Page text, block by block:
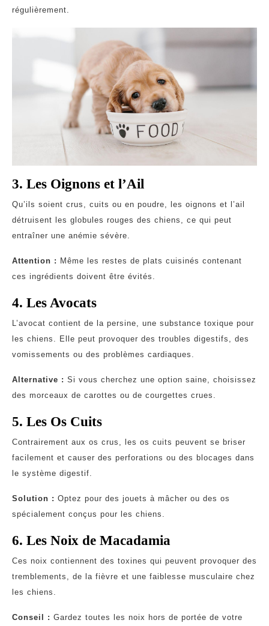
régulièrement.
3. Les Oignons et l’Ail
Qu’ils soient crus, cuits ou en poudre, les oignons et l’ail
détruisent les globules rouges des chiens, ce qui peut
entraîner une anémie sévère.
Attention : Même les restes de plats cuisinés contenant
ces ingrédients doivent être évités.
4. Les Avocats
L’avocat contient de la persine, une substance toxique pour
les chiens. Elle peut provoquer des troubles digestifs, des
vomissements ou des problèmes cardiaques.
Alternative : Si vous cherchez une option saine, choisissez
des morceaux de carottes ou de courgettes crues.
5. Les Os Cuits
Contrairement aux os crus, les os cuits peuvent se briser
facilement et causer des perforations ou des blocages dans
le système digestif.
Solution : Optez pour des jouets à mâcher ou des os
spécialement conçus pour les chiens.
6. Les Noix de Macadamia
Ces noix contiennent des toxines qui peuvent provoquer des
tremblements, de la fièvre et une faiblesse musculaire chez
les chiens.
Conseil : Gardez toutes les noix hors de portée de votre